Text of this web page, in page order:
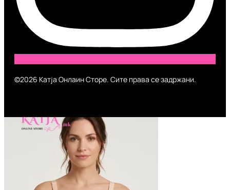
©2026 Катја Онлаин Сторе. Сите права се задржани.